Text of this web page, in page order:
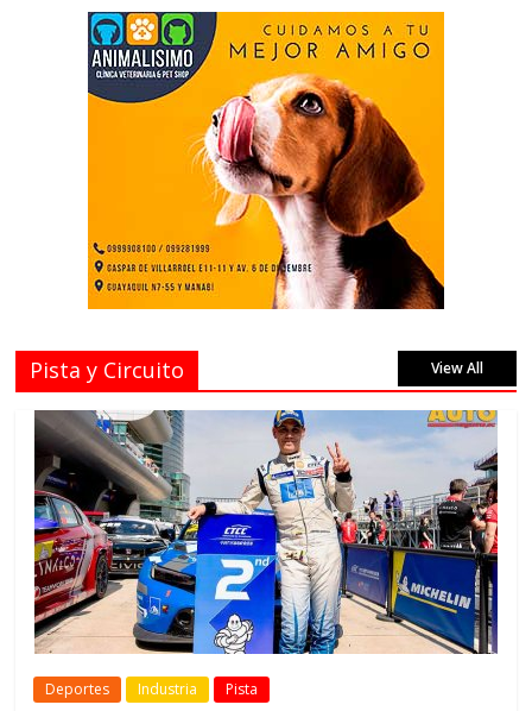
Pista y Circuito View All
Deportes Industria Pista